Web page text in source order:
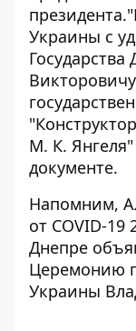
Украины с
Государства
М. К. Янгеля"
документе.
Напомним,
от COVID-19
Днепре
Церемонию
Украины